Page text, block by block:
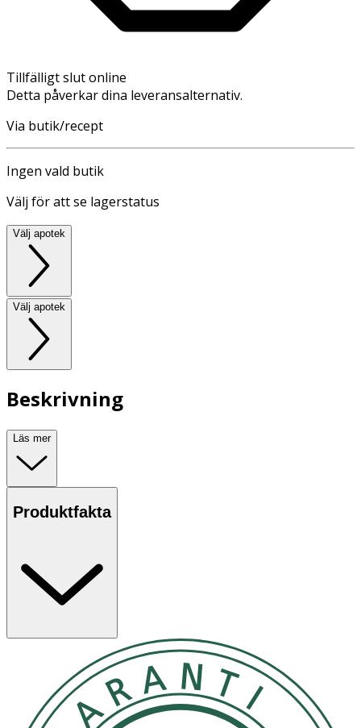
Tillfälligt slut online
Detta påverkar dina leveransalternativ.
Via butik/recept
Ingen vald butik
Välj för att se lagerstatus
Välj apotek
Välj apotek
Beskrivning
Läs mer
Produktfakta